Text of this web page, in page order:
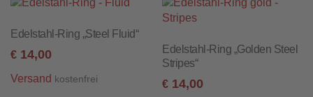
Edelstahl-Ring „Steel Fluid“
€ 14,00
Versand kostenfrei
Edelstahl-Ring „Golden Steel
Stripes“
€ 14,00